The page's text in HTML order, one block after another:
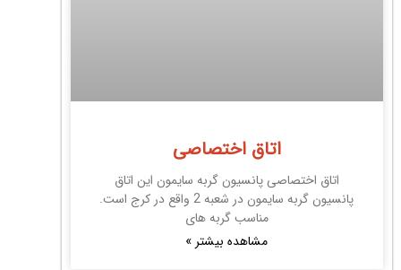
اتاق اختصاصی
اتاق اختصاصی پانسیون گربه سایمون این اتاق
پانسیون گربه سایمون در شعبه 2 واقع در کرج است.
مناسب گربه های
مشاهده بیشتر »